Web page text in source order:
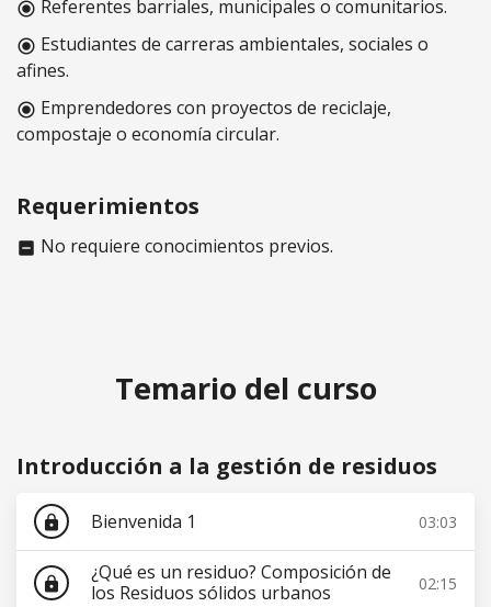
radio_button_checked Referentes barriales, municipales o comunitarios.
radio_button_checked Estudiantes de carreras ambientales, sociales o
afines.
radio_button_checked Emprendedores con proyectos de reciclaje,
compostaje o economía circular.
Requerimientos
indeterminate_check_box No requiere conocimientos previos.
Temario del curso
Introducción a la gestión de residuos
lock Bienvenida 1 03:03
lock
¿Qué es un residuo? Composición de
los Residuos sólidos urbanos
02:15